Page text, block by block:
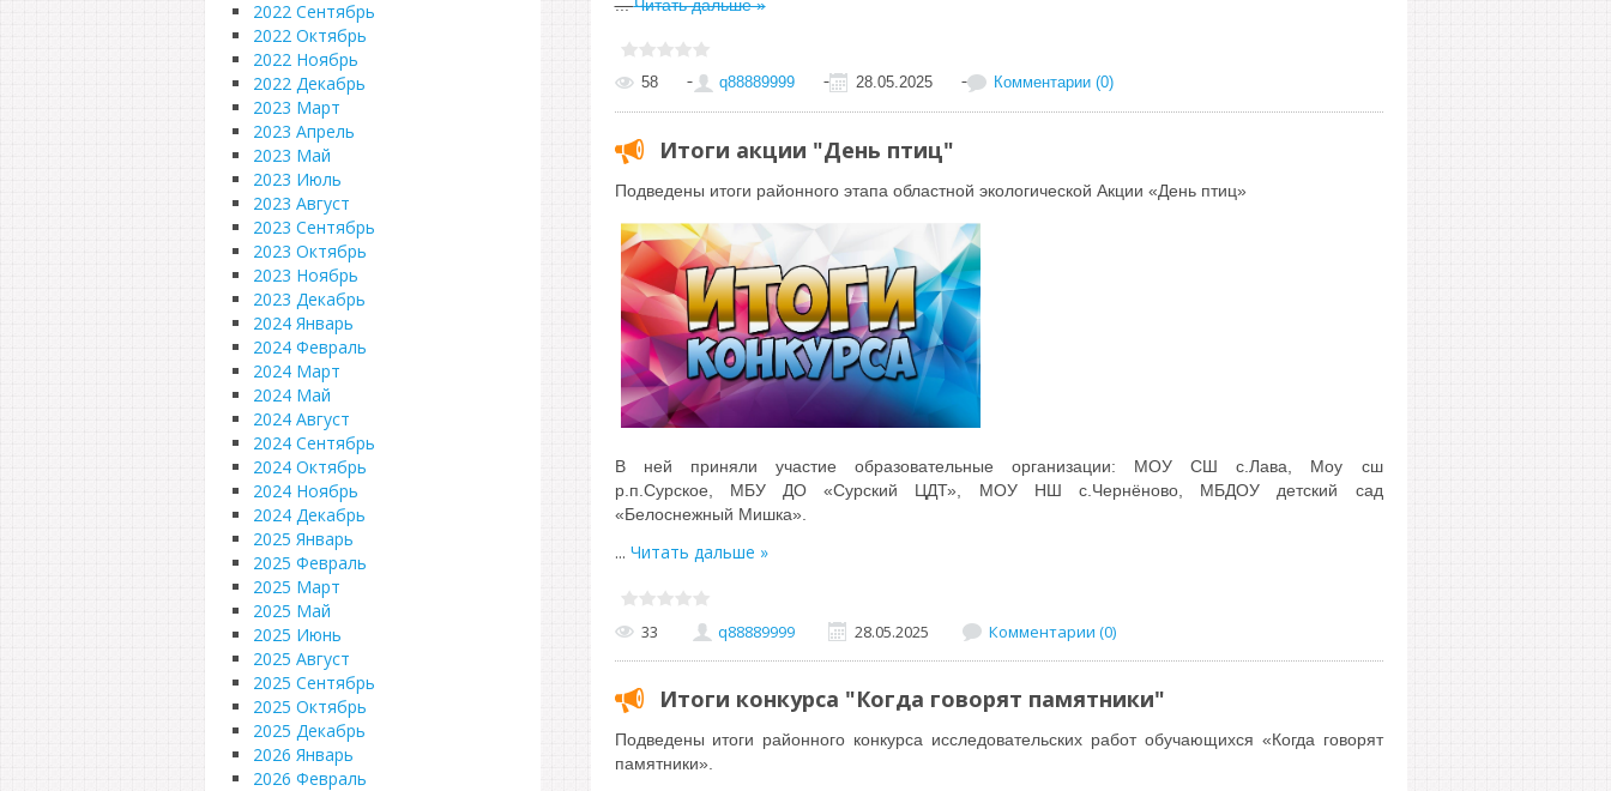
...Читать дальше »
58 q88889999 28.05.2025 Комментарии (0)
Итоги акции "День птиц"
Подведены итоги районного этапа областной экологической Акции «День птиц»
В ней приняли участие образовательные организации: МОУ СШ с.Лава, Моу сш
р.п.Сурское, МБУ ДО «Сурский ЦДТ», МОУ НШ с.Чернёново, МБДОУ детский сад
«Белоснежный Мишка».
... Читать дальше »
33 q88889999 28.05.2025 Комментарии (0)
Итоги конкурса "Когда говорят памятники"
Подведены итоги районного конкурса исследовательских работ обучающихся «Когда говорят
памятники».
2022 Сентябрь
2022 Октябрь
2022 Ноябрь
2022 Декабрь
2023 Март
2023 Апрель
2023 Май
2023 Июль
2023 Август
2023 Сентябрь
2023 Октябрь
2023 Ноябрь
2023 Декабрь
2024 Январь
2024 Февраль
2024 Март
2024 Май
2024 Август
2024 Сентябрь
2024 Октябрь
2024 Ноябрь
2024 Декабрь
2025 Январь
2025 Февраль
2025 Март
2025 Май
2025 Июнь
2025 Август
2025 Сентябрь
2025 Октябрь
2025 Декабрь
2026 Январь
2026 Февраль